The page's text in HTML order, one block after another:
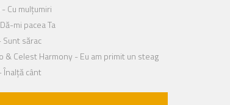
Cu mulțumiri
mi pacea Ta
sărac
& Celest Harmony - Eu am primit un steag
Înalță cânt